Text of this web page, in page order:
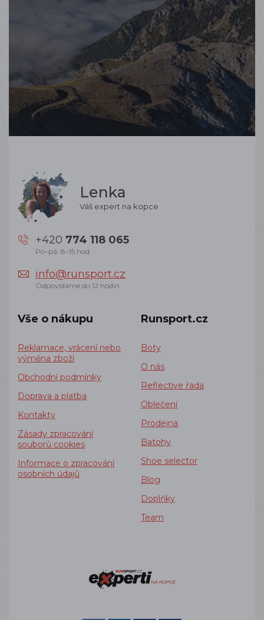
Lenka
Váš expert na kopce
+420 774 118 065
Po–pá: 8–15 hod.
info@runsport.cz
Odpovídáme do 12 hodin
Vše o nákupu
Reklamace, vrácení nebo
výměna zboží
Obchodní podmínky
Doprava a platba
Kontakty
Zásady zpracování
souborů cookies
Informace o zpracování
osobních údajů
Runsport.cz
Boty
O nás
Reflective řada
Oblečení
Prodejna
Batohy
Shoe selector
Blog
Doplňky
Team